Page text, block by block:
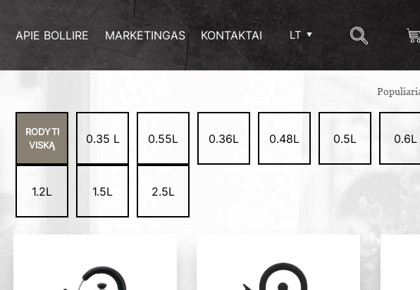
APIE BOLLIRE MARKETINGAS KONTAKTAI LT
RODYTI
VISKĄ
0.35 L 0.55L 0.36L 0.48L 0.5L 0.6L
1.2L 1.5L 2.5L